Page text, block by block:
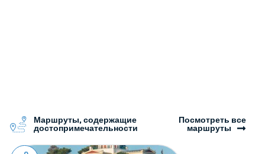
Маршруты, содержащие
достопримечательности
Посмотреть все
маршруты